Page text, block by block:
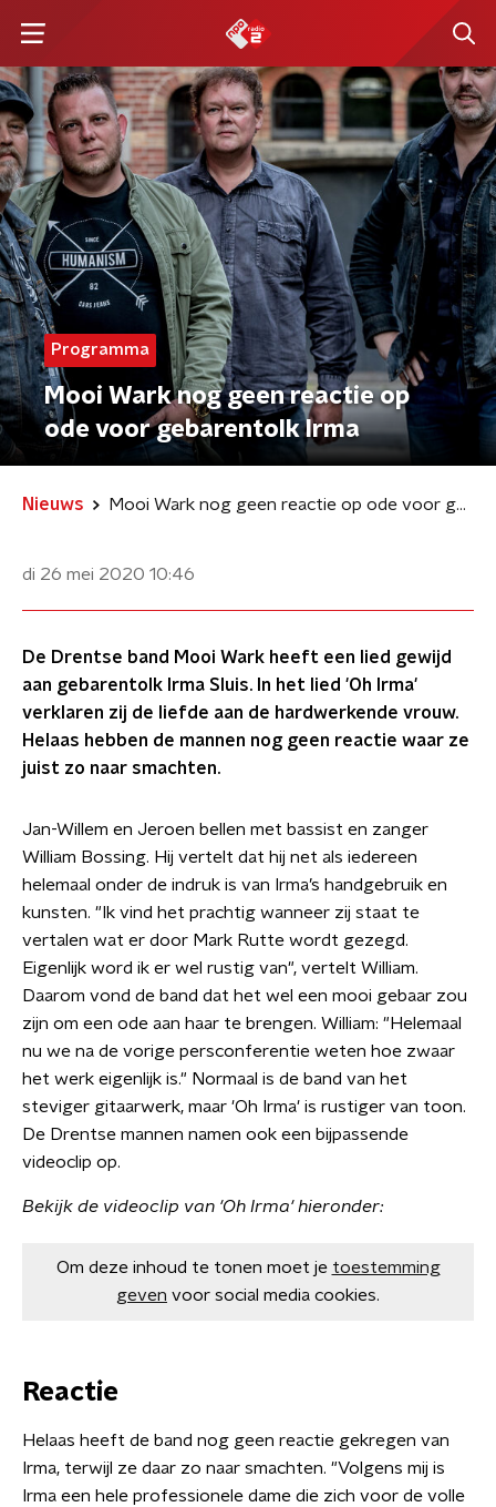
Programma
Mooi Wark nog geen reactie op
ode voor gebarentolk Irma
Nieuws Mooi Wark nog geen reactie op ode voor gebarentolk Irma
di 26 mei 2020 10:46
De Drentse band Mooi Wark heeft een lied gewijd
aan gebarentolk Irma Sluis. In het lied 'Oh Irma'
verklaren zij de liefde aan de hardwerkende vrouw.
Helaas hebben de mannen nog geen reactie waar ze
juist zo naar smachten.
Jan-Willem en Jeroen bellen met bassist en zanger
William Bossing. Hij vertelt dat hij net als iedereen
helemaal onder de indruk is van Irma’s handgebruik en
kunsten. "Ik vind het prachtig wanneer zij staat te
vertalen wat er door Mark Rutte wordt gezegd.
Eigenlijk word ik er wel rustig van", vertelt William.
Daarom vond de band dat het wel een mooi gebaar zou
zijn om een ode aan haar te brengen. William: "Helemaal
nu we na de vorige persconferentie weten hoe zwaar
het werk eigenlijk is." Normaal is de band van het
steviger gitaarwerk, maar 'Oh Irma' is rustiger van toon.
De Drentse mannen namen ook een bijpassende
videoclip op.
Bekijk de videoclip van 'Oh Irma' hieronder:
Om deze inhoud te tonen moet je toestemming
geven voor social media cookies.
Reactie
Helaas heeft de band nog geen reactie gekregen van
Irma, terwijl ze daar zo naar smachten. "Volgens mij is
Irma een hele professionele dame die zich voor de volle